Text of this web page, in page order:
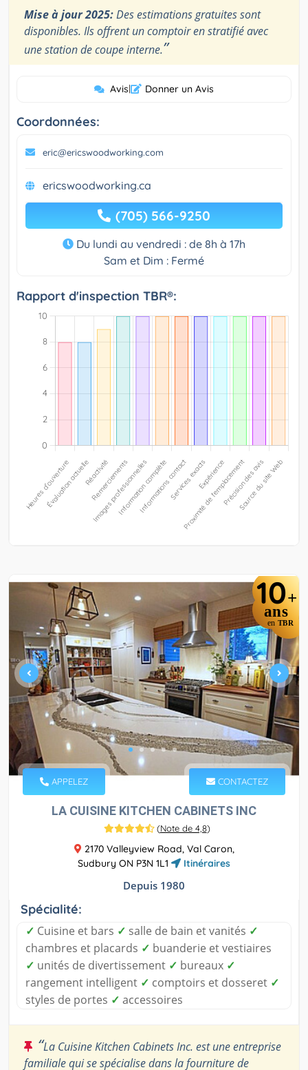
Mise à jour 2025:Des estimations gratuites sont
disponibles. Ils offrent un comptoir en stratifié avec
une station de coupe interne.”
Avis| Donner un Avis
Coordonnées:
eric@ericswoodworking.com
ericswoodworking.ca
(705) 566-9250
Du lundi au vendredi : de 8h à 17h
Sam et Dim : Fermé
Rapport d'inspection TBR®:
10+
ans
en TBR
APPELEZ CONTACTEZ
LA CUISINE KITCHEN CABINETS INC
(Note de 4,8)
2170 Valleyview Road, Val Caron,
Sudbury ON P3N 1L1
Itinéraires
Depuis 1980
Spécialité:
✓ Cuisine et bars ✓ salle de bain et vanités ✓
chambres et placards ✓ buanderie et vestiaires
✓ unités de divertissement ✓ bureaux ✓
rangement intelligent ✓ comptoirs et dosseret ✓
styles de portes ✓ accessoires
“La Cuisine Kitchen Cabinets Inc. est une entreprise
familiale qui se spécialise dans la fourniture de